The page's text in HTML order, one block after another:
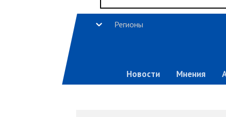
Регионы
Новости Мнения